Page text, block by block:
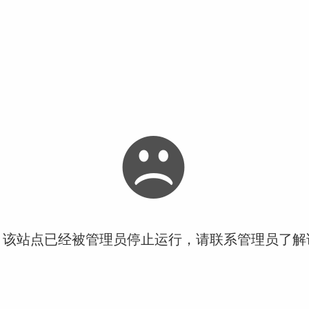
站点已经被管理员停止运行，请联系管理员了